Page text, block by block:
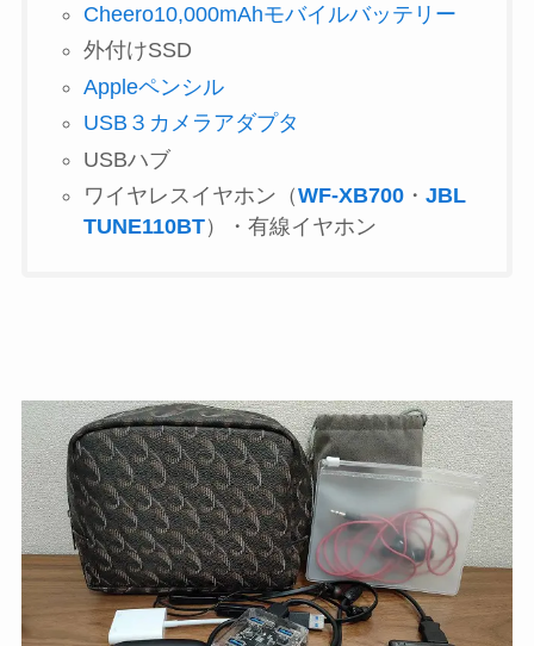
Cheero10,000mAhモバイルバッテリー
外付けSSD
Appleペンシル
USB３カメラアダプタ
USBハブ
ワイヤレスイヤホン（WF-XB700・ JBL
TUNE110BT）・有線イヤホン